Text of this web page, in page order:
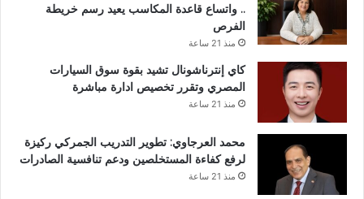
.. واتساع قاعدة المكاسب يعيد رسم خريطة
الفرص
منذ 21 ساعة
كاي إنترناشونال تشيد بقوة سوق السيارات
المصري وتقرر تخصيص ادارة مباشرة
منذ 21 ساعة
محمد العرجاوي: تطوير التدريب الجمركي ركيزة
لرفع كفاءة المستخلصين ودعم تنافسية الصادرات
منذ 21 ساعة